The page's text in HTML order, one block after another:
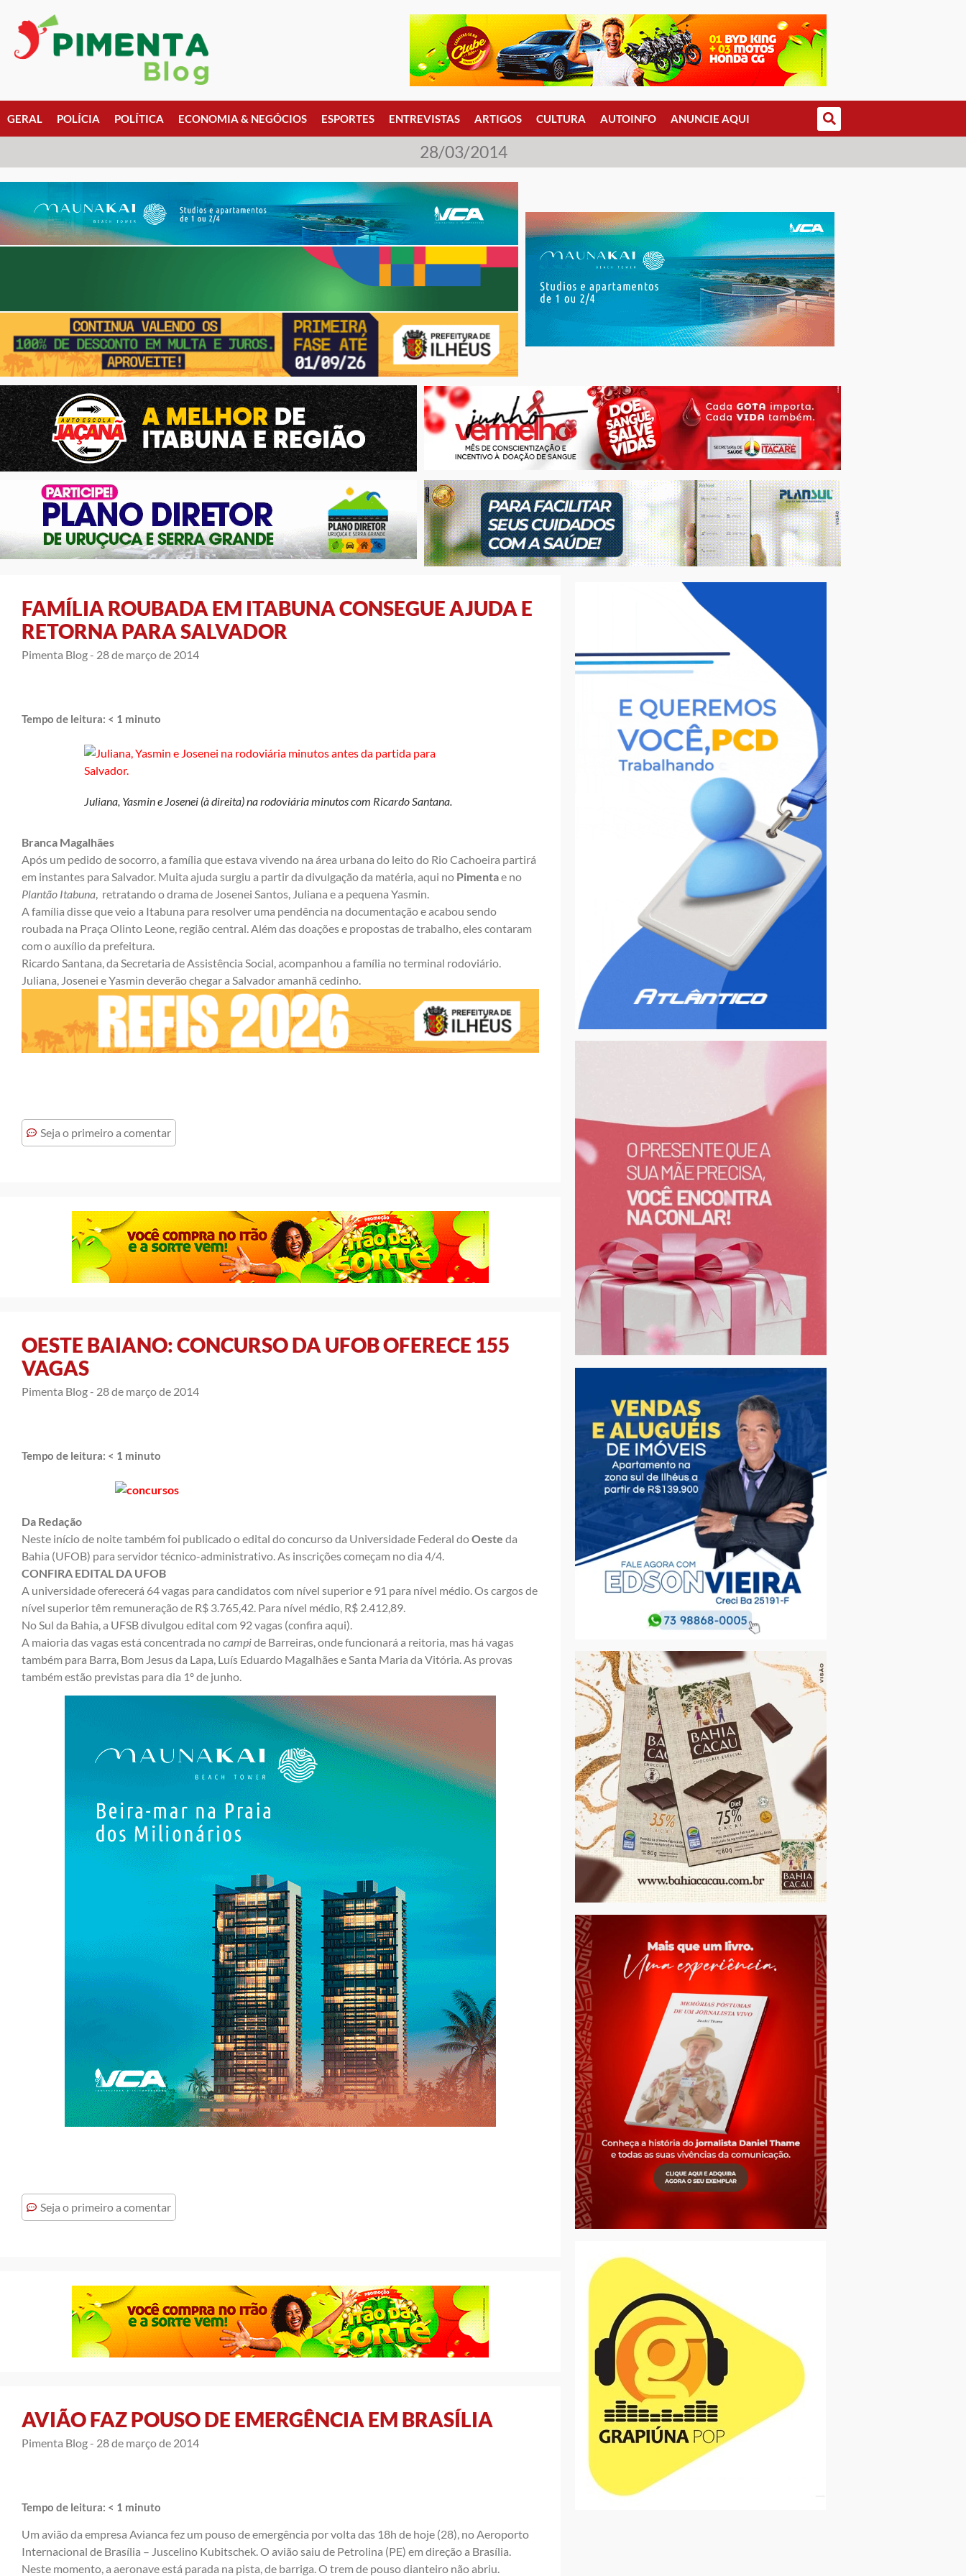
GERAL POLÍCIA POLÍTICA ECONOMIA & NEGÓCIOS ESPORTES ENTREVISTAS ARTIGOS CULTURA AUTOINFO ANUNCIE AQUI
28/03/2014
FAMÍLIA ROUBADA EM ITABUNA CONSEGUE AJUDA E
RETORNA PARA SALVADOR
Pimenta Blog - 28 de março de 2014
Tempo de leitura: < 1 minuto
Juliana, Yasmin e Josenei (à direita) na rodoviária minutos com Ricardo Santana.
Branca Magalhães
Após um pedido de socorro, a família que estava vivendo na área urbana do leito do Rio Cachoeira partirá
em instantes para Salvador. Muita ajuda surgiu a partir da divulgação da matéria, aqui no Pimentae no
Plantão Itabuna , retratando o drama de Josenei Santos, Juliana e a pequena Yasmin.
A família disse que veio a Itabuna para resolver uma pendência na documentação e acabou sendo
roubada na Praça Olinto Leone, região central. Além das doações e propostas de trabalho, eles contaram
com o auxílio da prefeitura.
Ricardo Santana, da Secretaria de Assistência Social, acompanhou a família no terminal rodoviário.
Juliana, Josenei e Yasmin deverão chegar a Salvador amanhã cedinho.
Seja o primeiro a comentar
OESTE BAIANO: CONCURSO DA UFOB OFERECE 155
VAGAS
Pimenta Blog - 28 de março de 2014
Tempo de leitura: < 1 minuto
Da Redação
Neste início de noite também foi publicado o edital do concurso da Universidade Federal doOeste da
Bahia (UFOB) para servidor técnico-administrativo. As inscrições começam no dia 4/4.
CONFIRA EDITAL DA UFOB
A universidade oferecerá 64 vagas para candidatos com nível superior e 91 para nível médio. Os cargos de
nível superior têm remuneração de R$ 3.765,42. Para nível médio, R$ 2.412,89.
No Sul da Bahia, a UFSB divulgou edital com 92 vagas (confira aqui).
A maioria das vagas está concentrada nocampide Barreiras, onde funcionará a reitoria, mas há vagas
também para Barra, Bom Jesus da Lapa, Luís Eduardo Magalhães e Santa Maria da Vitória. As provas
também estão previstas para dia 1º de junho.
Seja o primeiro a comentar
AVIÃO FAZ POUSO DE EMERGÊNCIA EM BRASÍLIA
Pimenta Blog - 28 de março de 2014
Tempo de leitura: < 1 minuto
Um avião da empresa Avianca fez um pouso de emergência por volta das 18h de hoje (28), no Aeroporto
Internacional de Brasília – Juscelino Kubitschek. O avião saiu de Petrolina (PE) em direção a Brasília.
Neste momento, a aeronave está parada na pista, de barriga. O trem de pouso dianteiro não abriu.